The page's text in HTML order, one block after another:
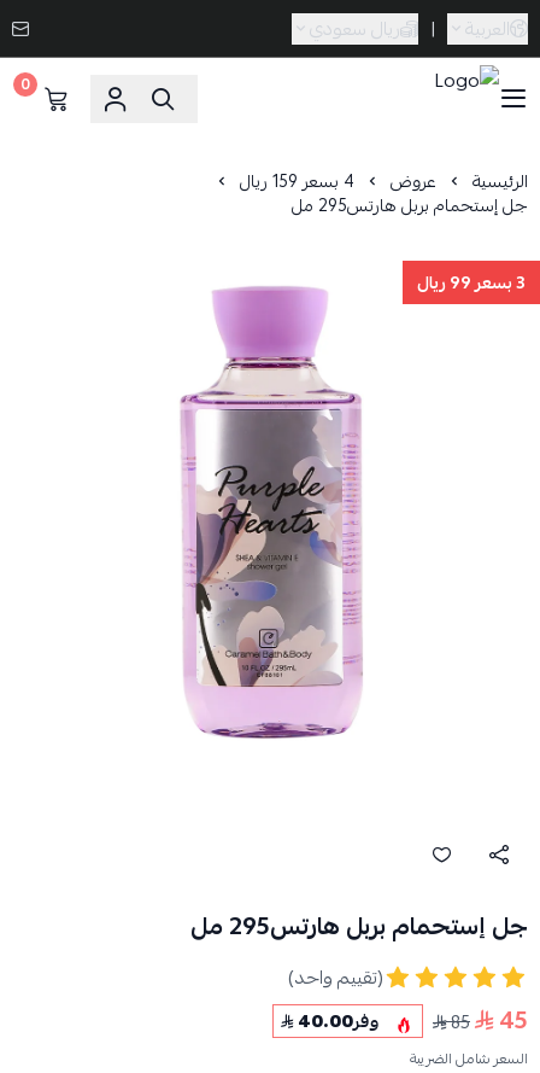
العربية | ريال سعودي
0
الرئيسية عروض 4 بسعر 159 ريال
جل إستحمام بربل هارتس295 مل
3 بسعر 99 ريال
جل إستحمام بربل هارتس295 مل
(تقييم واحد)
45
85 وفر40.00
السعر شامل الضريبة